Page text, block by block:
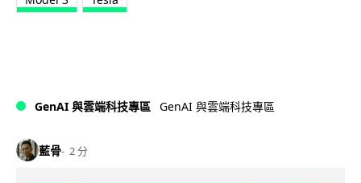
GenAI 與雲端科技專區 GenAI 與雲端科技專區
藍骨 2 分